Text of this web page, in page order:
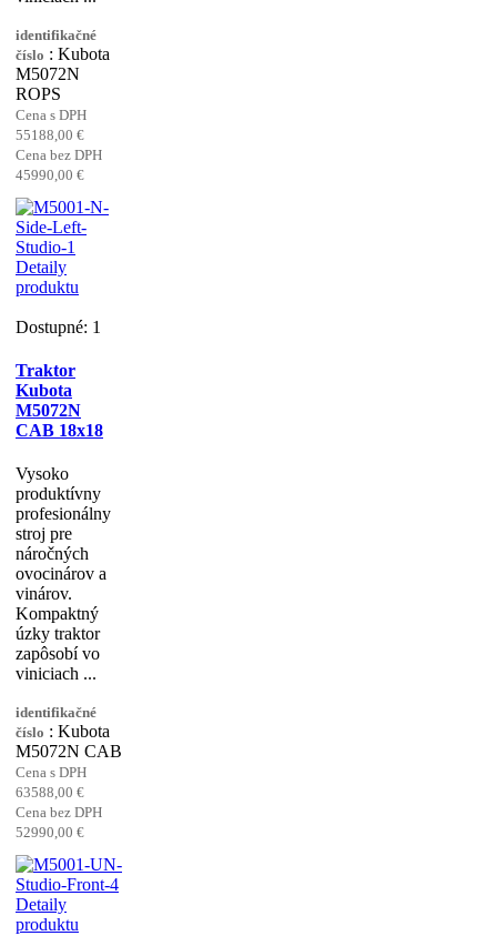
identifikačné
číslo : Kubota
M5072N
ROPS
Cena s DPH
55188,00 €
Cena bez DPH
45990,00 €
Detaily
produktu
Dostupné: 1
Traktor
Kubota
M5072N
CAB 18x18
Vysoko
produktívny
profesionálny
stroj pre
náročných
ovocinárov a
vinárov.
Kompaktný
úzky traktor
zapôsobí vo
viniciach ...
identifikačné
číslo : Kubota
M5072N CAB
Cena s DPH
63588,00 €
Cena bez DPH
52990,00 €
Detaily
produktu